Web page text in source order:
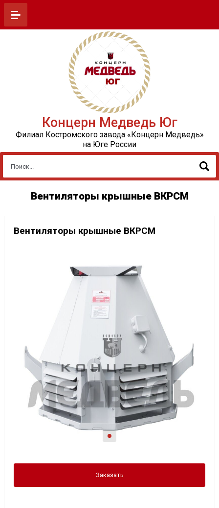
Концерн Медведь Юг
Филиал Костромского завода «Концерн Медведь»
на Юге России
Вентиляторы крышные ВКРСМ
Вентиляторы крышные ВКРСМ
Заказать